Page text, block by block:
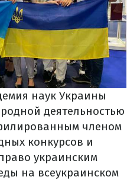
наук Украины
деятельностью
членом
конкурсов и
украинским
на всеукраинском